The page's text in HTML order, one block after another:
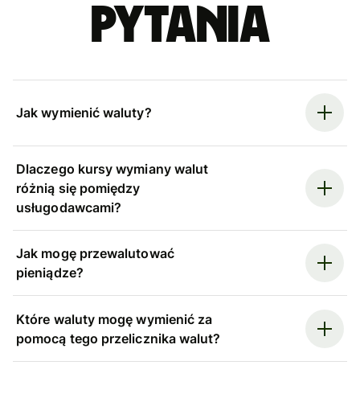
pytania
Jak wymienić waluty?
Dlaczego kursy wymiany walut
różnią się pomiędzy
usługodawcami?
Jak mogę przewalutować
pieniądze?
Które waluty mogę wymienić za
pomocą tego przelicznika walut?